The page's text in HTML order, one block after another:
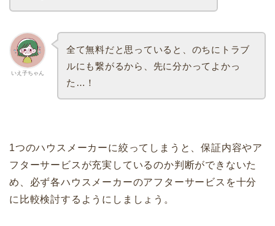
いえ子ちゃん
全て無料だと思っていると、のちにトラブ
ルにも繋がるから、先に分かってよかっ
た…！
1つのハウスメーカーに絞ってしまうと、保証内容やア
フターサービスが充実しているのか判断ができないた
め、必ず各ハウスメーカーのアフターサービスを十分
に比較検討するようにしましょう。